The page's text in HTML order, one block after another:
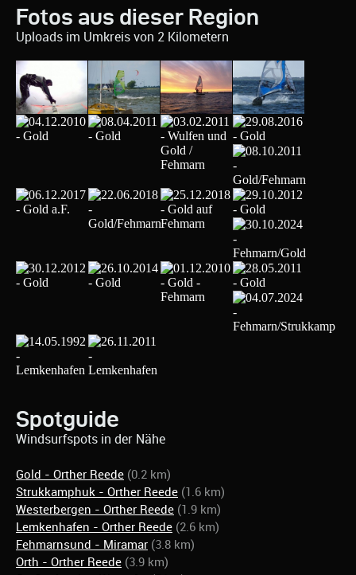
Fotos aus dieser Region
Uploads im Umkreis von 2 Kilometern
Spotguide
Windsurfspots in der Nähe
Gold - Orther Reede (0.2 km)
Strukkamphuk - Orther Reede (1.6 km)
Westerbergen - Orther Reede (1.9 km)
Lemkenhafen - Orther Reede (2.6 km)
Fehmarnsund - Miramar (3.8 km)
Orth - Orther Reede (3.9 km)